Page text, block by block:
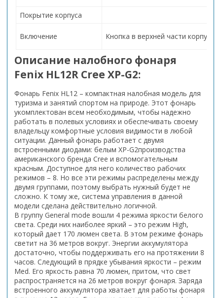
Покрытие корпуса
Включение Кнопка в верхней части корпуса
Описание налобного фонаря
Fenix HL12R Cree XP-G2:
Фонарь Fenix HL12 – компактная налобная модель для
туризма и занятий спортом на природе. Этот фонарь
укомплектован всем необходимым, чтобы надежно
работать в полевых условиях и обеспечивать своему
владельцу комфортные условия видимости в любой
ситуации. Данный фонарь работает с двумя
встроенными диодами: белым XP-G2производства
американского бренда Cree и вспомогательным
красным. Доступное для него количество рабочих
режимов – 8. Но все эти режимы распределены между
двумя группами, поэтому выбрать нужный будет не
сложно. К тому же, система управления в данной
модели сделана действительно логичной.
В группу General mode вошли 4 режима яркости белого
света. Среди них наиболее яркий – это режим High,
который дает 170 люмен света. В этом режиме фонарь
светит на 36 метров вокруг. Энергии аккумулятора
достаточно, чтобы поддерживать его на протяжении 8
часов. Следующий в прядке убывания яркости – режим
Med. Его яркость равна 70 люмен, притом, что свет
распространяется на 26 метров вокруг фонаря. Заряда
встроенного аккумулятора хватает для работы фонаря